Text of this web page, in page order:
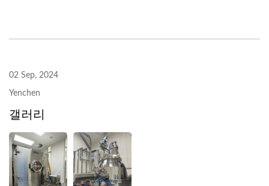
02 Sep, 2024
Yenchen
갤러리